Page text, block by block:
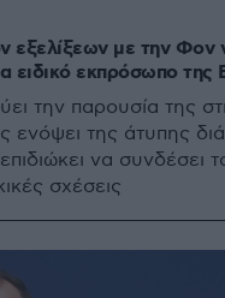
εξελίξεων με την Φον
ειδικό εκπρόσωπο της
την παρουσία της
ενόψει της άτυπης
να συνδέσει
σχέσεις